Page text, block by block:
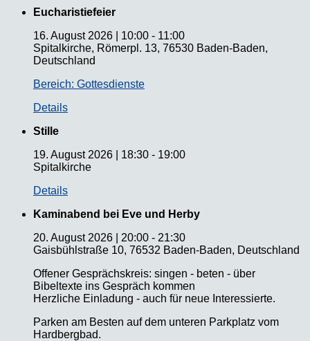
Eucharistiefeier
16. August 2026
10:00 - 11:00
Spitalkirche, Römerpl. 13, 76530 Baden-Baden,
Deutschland
Bereich: Gottesdienste
Details
Stille
19. August 2026
18:30 - 19:00
Spitalkirche
Details
Kaminabend bei Eve und Herby
20. August 2026
20:00 - 21:30
Gaisbühlstraße 10, 76532 Baden-Baden, Deutschland
Offener Gesprächskreis: singen - beten - über
Bibeltexte ins Gespräch kommen
Herzliche Einladung - auch für neue Interessierte.
Parken am Besten auf dem unteren Parkplatz vom
Hardbergbad.